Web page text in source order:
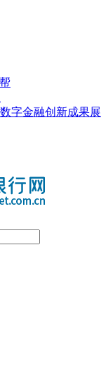
字金融创新成果展